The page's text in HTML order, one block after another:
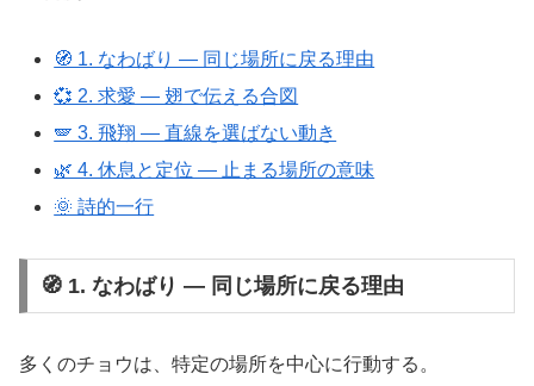
🧭 1. なわばり ― 同じ場所に戻る理由
💞 2. 求愛 ― 翅で伝える合図
🪽 3. 飛翔 ― 直線を選ばない動き
🌿 4. 休息と定位 ― 止まる場所の意味
🌞 詩的一行
🧭 1. なわばり ― 同じ場所に戻る理由
多くのチョウは、特定の場所を中心に行動する。